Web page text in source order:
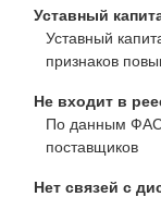
Уставный
Уставный
признаков
Не входит в
По данным ФАС,
поставщиков
Нет связей с